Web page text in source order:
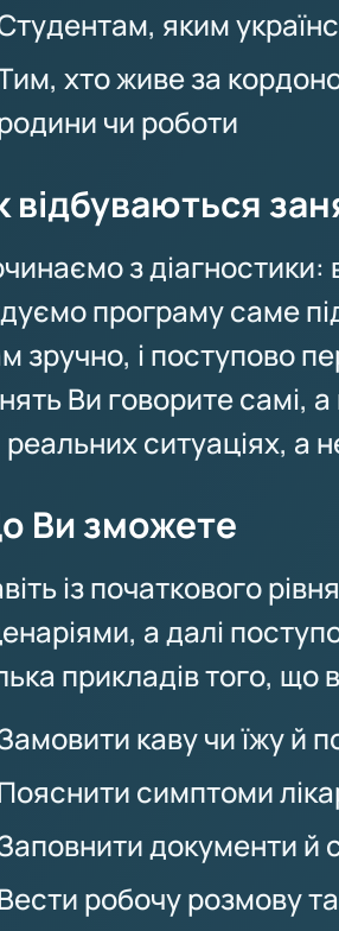
яким
хто живе за
чи роботи
відбуваються
з діагностики:
програму саме
зручно, і поступово
Ви говорите самі,
реальних ситуаціях, а
Ви зможете
із початкового
а далі
прикладів того,
каву чи їжу й
симптоми
документи й
робочу розмову